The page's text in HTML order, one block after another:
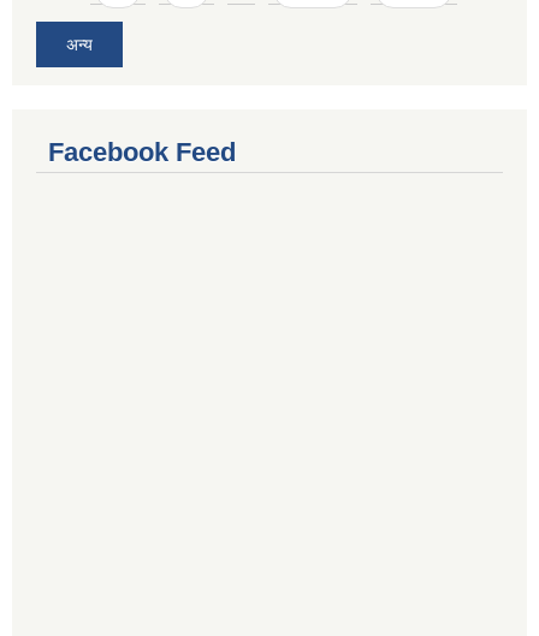
अन्य
Facebook Feed